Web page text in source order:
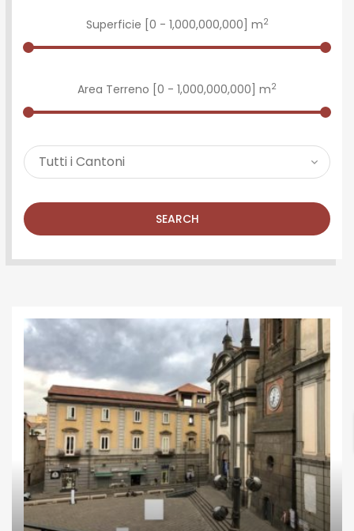
Superficie [ 0 - 1,000,000,000 ] m2
Area Terreno [ 0 - 1,000,000,000 ] m2
SEARCH